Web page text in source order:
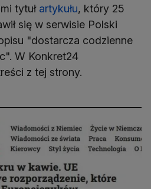
tytuł artykułu, który 25
się w serwisie Polski
"dostarcza codzienne
W Konkret24
z tej strony.